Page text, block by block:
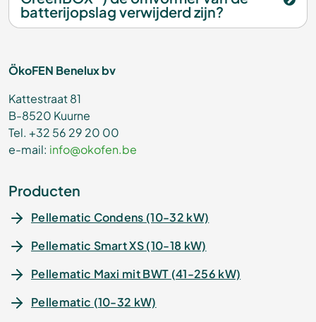
batterijopslag verwijderd zijn?
ÖkoFEN Benelux bv
Kattestraat 81
B-8520 Kuurne
Tel. +32 56 29 20 00
e-mail: info@okofen.be
Producten
Pellematic Condens (10-32 kW)
Pellematic Smart XS (10-18 kW)
Pellematic Maxi mit BWT (41-256 kW)
Pellematic (10-32 kW)